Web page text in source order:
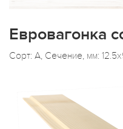
Евровагонка
Сорт: А, Сечение, мм: